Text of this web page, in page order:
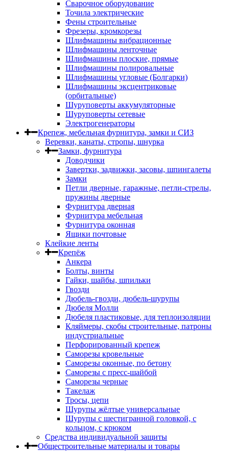
Сварочное оборудование
Точила электрические
Фены строительные
Фрезеры, кромкорезы
Шлифмашины вибрационные
Шлифмашины ленточные
Шлифмашины плоские, прямые
Шлифмашины полировальные
Шлифмашины угловые (Болгарки)
Шлифмашины эксцентриковые
(орбитальные)
Шуруповерты аккумуляторные
Шуруповерты сетевые
Электрогенераторы
Крепеж, мебельная фурнитура, замки и СИЗ
Веревки, канаты, стропы, шнурка
Замки, фурнитура
Доводчики
Завертки, задвижки, засовы, шпингалеты
Замки
Петли дверные, гаражные, петли-стрелы,
пружины дверные
Фурнитура дверная
Фурнитура мебельная
Фурнитура оконная
Ящики почтовые
Клейкие ленты
Крепёж
Анкера
Болты, винты
Гайки, шайбы, шпильки
Гвозди
Дюбель-гвозди, дюбель-шурупы
Дюбеля Молли
Дюбеля пластиковые, для теплоизоляции
Кляймеры, скобы строительные, патроны
индустриальные
Перфорированный крепеж
Саморезы кровельные
Саморезы оконные, по бетону
Саморезы с пресс-шайбой
Саморезы черные
Такелаж
Тросы, цепи
Шурупы жёлтые универсальные
Шурупы с шестигранной головкой, с
кольцом, с крюком
Средства индивидуальной защиты
Общестроительные материалы и товары